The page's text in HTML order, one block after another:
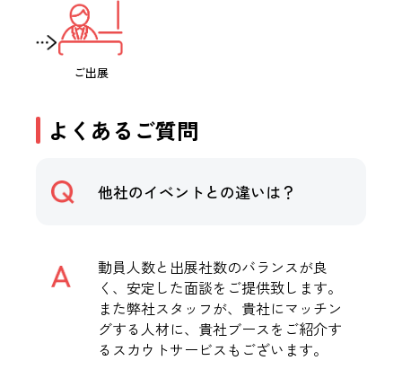
ご出展
よくあるご質問
他社のイベントとの違いは？
動員人数と出展社数のバランスが良
く、安定した面談をご提供致します。
また弊社スタッフが、貴社にマッチン
グする人材に、貴社ブースをご紹介す
るスカウトサービスもございます。